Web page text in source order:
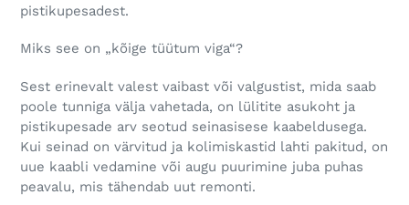
pistikupesadest.
Miks see on „kõige tüütum viga“?
Sest erinevalt valest vaibast või valgustist, mida saab
poole tunniga välja vahetada, on lülitite asukoht ja
pistikupesade arv seotud seinasisese kaabeldusega.
Kui seinad on värvitud ja kolimiskastid lahti pakitud, on
uue kaabli vedamine või augu puurimine juba puhas
peavalu, mis tähendab uut remonti.